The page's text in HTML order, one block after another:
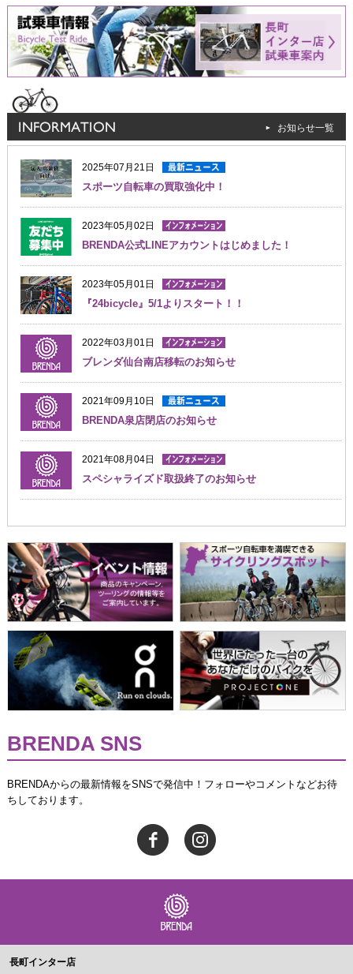
お知らせ一覧
BRENDA SNS
BRENDAからの最新情報をSNSで発信中！フォローやコメントなどお待
ちしております。
長町インター店